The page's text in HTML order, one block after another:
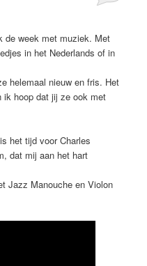
de week met muziek. Met
in het Nederlands of in
helemaal nieuw en fris. Het
ik hoop dat jij ze ook met
het tijd voor Charles
dat mij aan het hart
Jazz Manouche en Violon